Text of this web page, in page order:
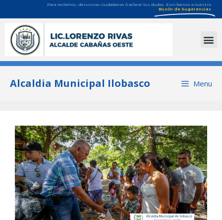
Para reclamos, denuncias ciudadanas ó aclarar tus dudas. Escríbenos a nuestro
Buzón de Sugerencias
Alcaldia Municipal Ilobasco Menu